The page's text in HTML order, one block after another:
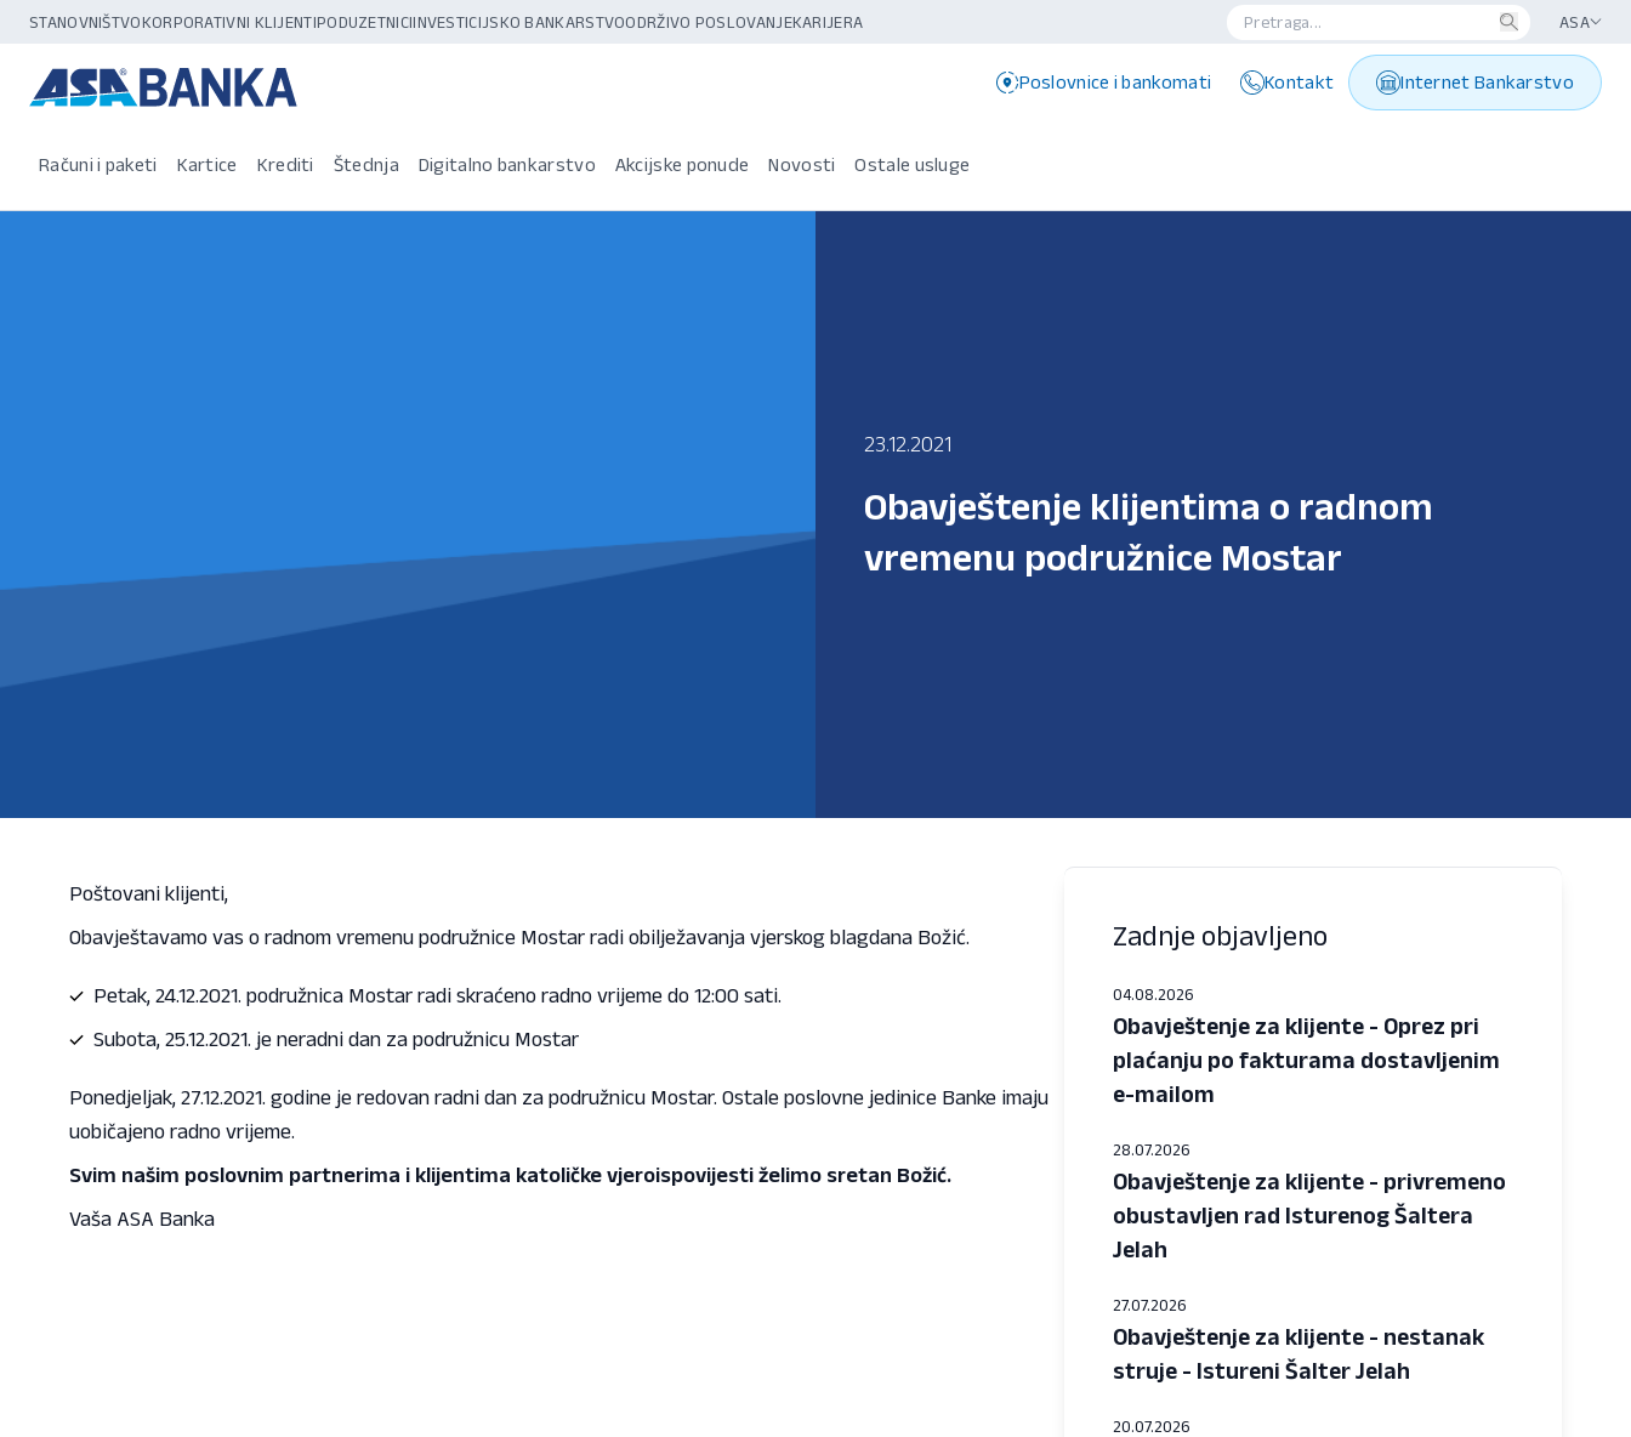
STANOVNIŠTVOKORPORATIVNI KLIJENTIPODUZETNICIINVESTICIJSKO BANKARSTVOODRŽIVO POSLOVANJEKARIJERA ASA
Poslovnice i bankomati Kontakt Internet Bankarstvo
Računi i paketi Kartice Krediti Štednja Digitalno bankarstvo Akcijske ponude Novosti Ostale usluge
23.12.2021
Obavještenje klijentima o radnom
vremenu podružnice Mostar
Poštovani klijenti,
Obavještavamo vas o radnom vremenu podružnice Mostar radi obilježavanja vjerskog blagdana Božić.
Petak, 24.12.2021. podružnica Mostar radi skraćeno radno vrijeme do 12:00 sati.
Subota, 25.12.2021. je neradni dan za podružnicu Mostar
Ponedjeljak, 27.12.2021. godine je redovan radni dan za podružnicu Mostar. Ostale poslovne jedinice Banke imaju
uobičajeno radno vrijeme.
Svim našim poslovnim partnerima i klijentima katoličke vjeroispovijesti želimo sretan Božić.
Vaša ASA Banka
Zadnje objavljeno
04.08.2026
Obavještenje za klijente - Oprez pri
plaćanju po fakturama dostavljenim
e-mailom
28.07.2026
Obavještenje za klijente - privremeno
obustavljen rad Isturenog Šaltera
Jelah
27.07.2026
Obavještenje za klijente - nestanak
struje - Istureni Šalter Jelah
20.07.2026